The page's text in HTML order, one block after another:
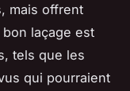
mais offrent
laçage est
tels que les
qui pourraient